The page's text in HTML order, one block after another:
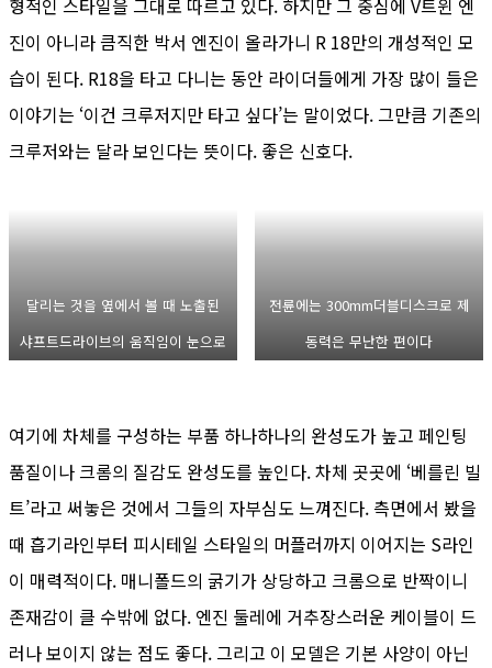
진이 아니라 큼직한 박서 엔진이 올라가니 R 18만의 개성적인 모
습이 된다. R18을 타고 다니는 동안 라이더들에게 가장 많이 들은
이야기는 ‘이건 크루저지만 타고 싶다’는 말이었다. 그만큼 기존의
크루저와는 달라 보인다는 뜻이다. 좋은 신호다.
달리는 것을 옆에서 볼 때 노출된
샤프트드라이브의 움직임이 눈으로
전륜에는 300mm더블디스크로 제
동력은 무난한 편이다
여기에 차체를 구성하는 부품 하나하나의 완성도가 높고 페인팅
품질이나 크롬의 질감도 완성도를 높인다. 차체 곳곳에 ‘베를린 빌
트’라고 써놓은 것에서 그들의 자부심도 느껴진다. 측면에서 봤을
때 흡기라인부터 피시테일 스타일의 머플러까지 이어지는 S라인
이 매력적이다. 매니폴드의 굵기가 상당하고 크롬으로 반짝이니
존재감이 클 수밖에 없다. 엔진 둘레에 거추장스러운 케이블이 드
러나 보이지 않는 점도 좋다. 그리고 이 모델은 기본 사양이 아닌